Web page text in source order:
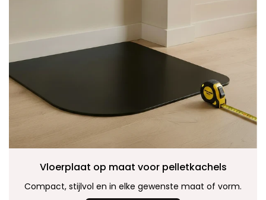
Vloerplaat op maat voor pelletkachels
Compact, stijlvol en in elke gewenste maat of vorm.